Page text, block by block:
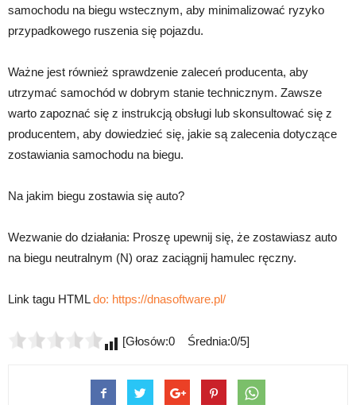
samochodu na biegu wstecznym, aby minimalizować ryzyko
przypadkowego ruszenia się pojazdu.
Ważne jest również sprawdzenie zaleceń producenta, aby
utrzymać samochód w dobrym stanie technicznym. Zawsze
warto zapoznać się z instrukcją obsługi lub skonsultować się z
producentem, aby dowiedzieć się, jakie są zalecenia dotyczące
zostawiania samochodu na biegu.
Na jakim biegu zostawia się auto?
Wezwanie do działania: Proszę upewnij się, że zostawiasz auto
na biegu neutralnym (N) oraz zaciągnij hamulec ręczny.
Link tagu HTMLdo: https://dnasoftware.pl/
[Głosów:0 Średnia:0/5]